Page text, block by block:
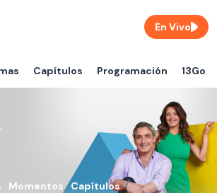
Capítulos Programación 13Go
En Vivo
Momentos Capítulos